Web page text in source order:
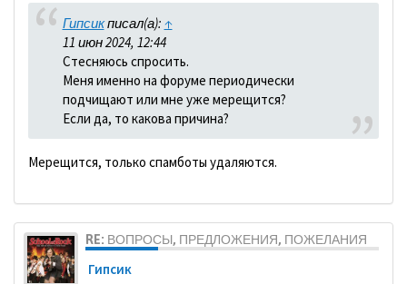
Гипсикписал(а): ↑
11 июн 2024, 12:44
Стесняюсь спросить.
Меня именно на форуме периодически
подчищают или мне уже мерещится?
Если да, то какова причина?
Мерещится, только спамботы удаляются.
RE: ВОПРОСЫ, ПРЕДЛОЖЕНИЯ, ПОЖЕЛАНИЯ
Гипсик